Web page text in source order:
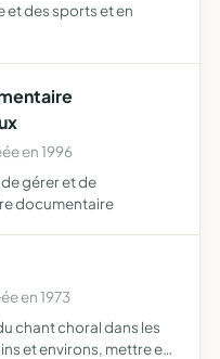
et des sports et en
en 1996
gérer et de
documentaire
en 1973
chant choral dans les
et environs, mettre en